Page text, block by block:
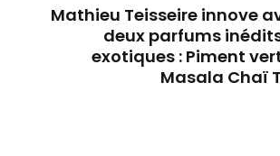
Mathieu Teisseire innove
deux parfums
exotiques : Piment
Masala Chaï